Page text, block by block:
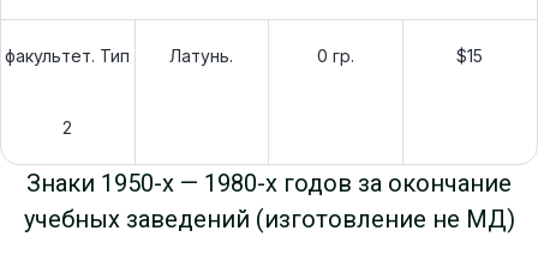
факультет. Тип
2
Латунь. 0 гр. $15
Знаки 1950-х — 1980-х годов за окончание
учебных заведений (изготовление не МД)